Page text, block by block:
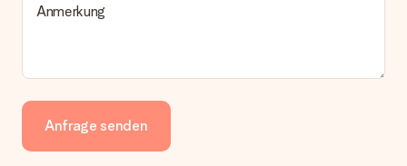
Anmerkung
Anfrage senden